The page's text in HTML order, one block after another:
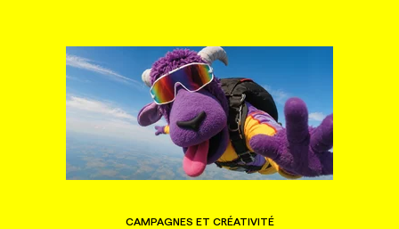
CAMPAGNES ET CRÉATIVITÉ